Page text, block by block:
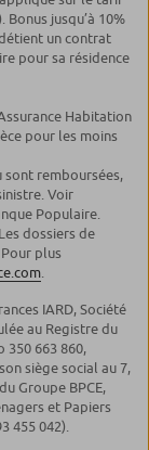
jusqu’à 10%
un contrat
pour sa résidence
Habitation
pour les moins
sont remboursées,
Voir
Populaire.
dossiers de
plus
IARD, Société
au Registre du
350 663 860,
siège social au 7,
Groupe BPCE,
et Papiers
455 042).